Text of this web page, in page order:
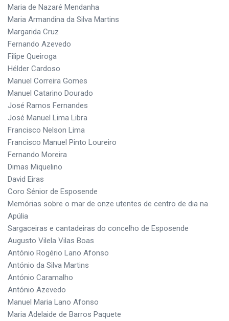
Maria de Nazaré Mendanha
Maria Armandina da Silva Martins
Margarida Cruz
Fernando Azevedo
Filipe Queiroga
Hélder Cardoso
Manuel Correira Gomes
Manuel Catarino Dourado
José Ramos Fernandes
José Manuel Lima Libra
Francisco Nelson Lima
Francisco Manuel Pinto Loureiro
Fernando Moreira
Dimas Miquelino
David Eiras
Coro Sénior de Esposende
Memórias sobre o mar de onze utentes de centro de dia na
Apúlia
Sargaceiras e cantadeiras do concelho de Esposende
Augusto Vilela Vilas Boas
António Rogério Lano Afonso
António da Silva Martins
António Caramalho
António Azevedo
Manuel Maria Lano Afonso
Maria Adelaide de Barros Paquete